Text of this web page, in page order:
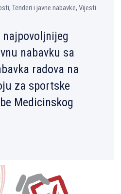
Tenderi i javne nabavke, Vijesti
nabavku sa
radova na
za sportske
Medicinskog